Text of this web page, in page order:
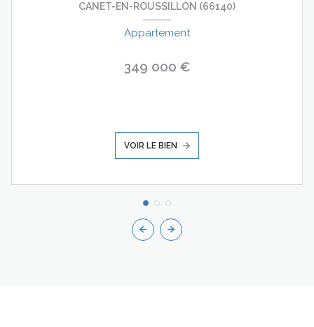
CANET-EN-ROUSSILLON (66140)
Appartement
349 000 €
VOIR LE BIEN